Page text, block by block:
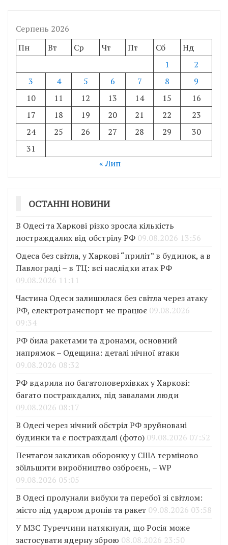
Серпень 2026
Пн
Вт Ср Чт Пт Сб
Нд
1
2
3
4 5 6 7 8
9
10
11 12 13 14 15
16
17
18 19 20 21 22
23
24
25 26 27 28 29
30
31
« Лип
ОСТАННІ НОВИНИ
В Одесі та Харкові різко зросла кількість
постраждалих від обстрілу РФ 09.08.2026 13:56
Одеса без світла, у Харкові “приліт” в будинок, а в
Павлограді – в ТЦ: всі наслідки атак РФ
09.08.2026 11:11
Частина Одеси залишилася без світла через атаку
РФ, електротранспорт не працює 09.08.2026
09:34
РФ била ракетами та дронами, основний
напрямок – Одещина: деталі нічної атаки
09.08.2026 08:32
РФ вдарила по багатоповерхівках у Харкові:
багато постраждалих, під завалами люди
09.08.2026 08:17
В Одесі через нічний обстріл РФ зруйновані
будинки та є постраждалі (фото) 09.08.2026 07:52
Пентагон закликав оборонку у США терміново
збільшити виробництво озброєнь, – WP
09.08.2026 05:05
В Одесі пролунали вибухи та перебої зі світлом:
місто під ударом дронів та ракет 09.08.2026 03:58
У МЗС Туреччини натякнули, що Росія може
застосувати ядерну зброю 08.08.2026 23:50